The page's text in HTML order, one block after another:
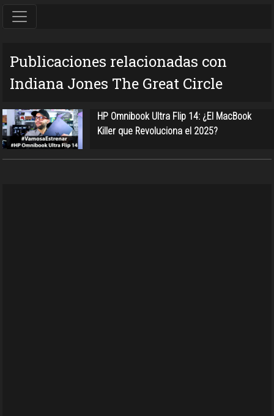
Publicaciones relacionadas con
Indiana Jones The Great Circle
HP Omnibook Ultra Flip 14: ¿El MacBook
Killer que Revoluciona el 2025?